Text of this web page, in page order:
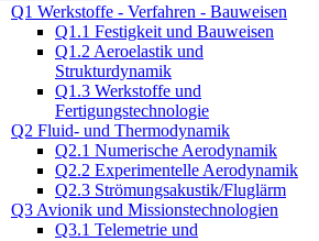
Q1 Werkstoffe - Verfahren - Bauweisen
Q1.1 Festigkeit und Bauweisen
Q1.2 Aeroelastik und
Strukturdynamik
Q1.3 Werkstoffe und
Fertigungstechnologie
Q2 Fluid- und Thermodynamik
Q2.1 Numerische Aerodynamik
Q2.2 Experimentelle Aerodynamik
Q2.3 Strömungsakustik/Fluglärm
Q3 Avionik und Missionstechnologien
Q3.1 Telemetrie und